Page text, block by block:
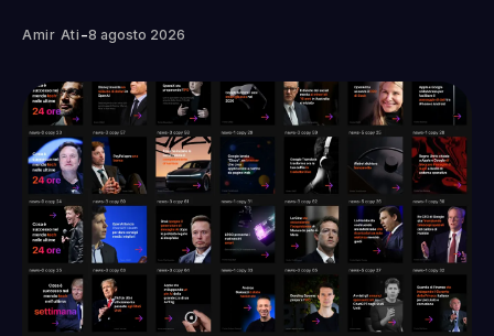
Amir Ati -8 agosto 2026